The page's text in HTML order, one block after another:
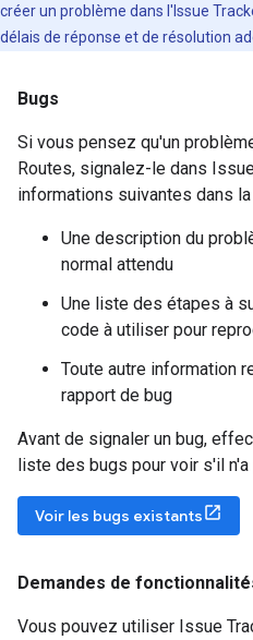
créer un problème dans l'Issue
délais de réponse et de résolution
Bugs
Si vous pensez qu'un
Routes, signalez-le dans
informations suivantes dans
Une description du
normal attendu
Une liste des étapes à
code à utiliser pour
Toute autre information
rapport de bug
Avant de signaler un bug,
liste des bugs pour voir s'il
Voir les bugs existants
Demandes de
Vous pouvez utiliser Issue